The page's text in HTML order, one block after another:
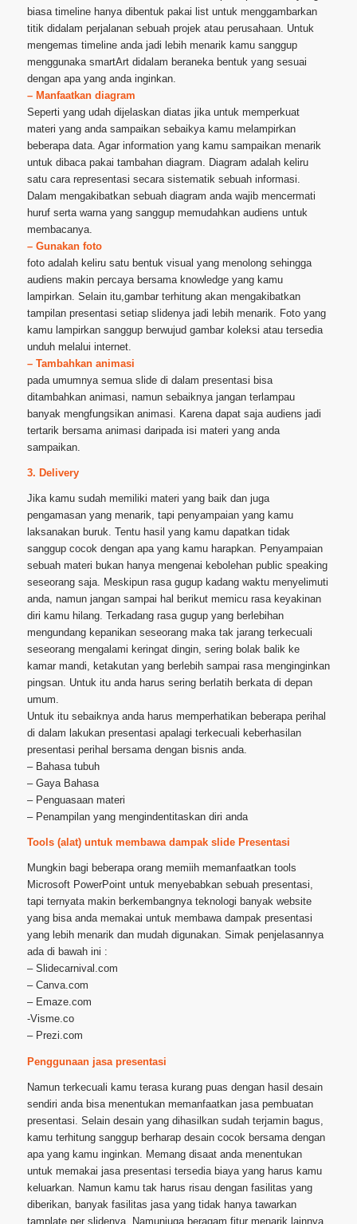
biasa timeline hanya dibentuk pakai list untuk menggambarkan
titik didalam perjalanan sebuah projek atau perusahaan. Untuk
mengemas timeline anda jadi lebih menarik kamu sanggup
menggunaka smartArt didalam beraneka bentuk yang sesuai
dengan apa yang anda inginkan.
– Manfaatkan diagram
Seperti yang udah dijelaskan diatas jika untuk memperkuat
materi yang anda sampaikan sebaikya kamu melampirkan
beberapa data. Agar information yang kamu sampaikan menarik
untuk dibaca pakai tambahan diagram. Diagram adalah keliru
satu cara representasi secara sistematik sebuah informasi.
Dalam mengakibatkan sebuah diagram anda wajib mencermati
huruf serta warna yang sanggup memudahkan audiens untuk
membacanya.
– Gunakan foto
foto adalah keliru satu bentuk visual yang menolong sehingga
audiens makin percaya bersama knowledge yang kamu
lampirkan. Selain itu,gambar terhitung akan mengakibatkan
tampilan presentasi setiap slidenya jadi lebih menarik. Foto yang
kamu lampirkan sanggup berwujud gambar koleksi atau tersedia
unduh melalui internet.
– Tambahkan animasi
pada umumnya semua slide di dalam presentasi bisa
ditambahkan animasi, namun sebaiknya jangan terlampau
banyak mengfungsikan animasi. Karena dapat saja audiens jadi
tertarik bersama animasi daripada isi materi yang anda
sampaikan.
3. Delivery
Jika kamu sudah memiliki materi yang baik dan juga
pengamasan yang menarik, tapi penyampaian yang kamu
laksanakan buruk. Tentu hasil yang kamu dapatkan tidak
sanggup cocok dengan apa yang kamu harapkan. Penyampaian
sebuah materi bukan hanya mengenai kebolehan public speaking
seseorang saja. Meskipun rasa gugup kadang waktu menyelimuti
anda, namun jangan sampai hal berikut memicu rasa keyakinan
diri kamu hilang. Terkadang rasa gugup yang berlebihan
mengundang kepanikan seseorang maka tak jarang terkecuali
seseorang mengalami keringat dingin, sering bolak balik ke
kamar mandi, ketakutan yang berlebih sampai rasa menginginkan
pingsan. Untuk itu anda harus sering berlatih berkata di depan
umum.
Untuk itu sebaiknya anda harus memperhatikan beberapa perihal
di dalam lakukan presentasi apalagi terkecuali keberhasilan
presentasi perihal bersama dengan bisnis anda.
– Bahasa tubuh
– Gaya Bahasa
– Penguasaan materi
– Penampilan yang mengindentitaskan diri anda
Tools (alat) untuk membawa dampak slide Presentasi
Mungkin bagi beberapa orang memiih memanfaatkan tools
Microsoft PowerPoint untuk menyebabkan sebuah presentasi,
tapi ternyata makin berkembangnya teknologi banyak website
yang bisa anda memakai untuk membawa dampak presentasi
yang lebih menarik dan mudah digunakan. Simak penjelasannya
ada di bawah ini :
– Slidecarnival.com
– Canva.com
– Emaze.com
-Visme.co
– Prezi.com
Penggunaan jasa presentasi
Namun terkecuali kamu terasa kurang puas dengan hasil desain
sendiri anda bisa menentukan memanfaatkan jasa pembuatan
presentasi. Selain desain yang dihasilkan sudah terjamin bagus,
kamu terhitung sanggup berharap desain cocok bersama dengan
apa yang kamu inginkan. Memang disaat anda menentukan
untuk memakai jasa presentasi tersedia biaya yang harus kamu
keluarkan. Namun kamu tak harus risau dengan fasilitas yang
diberikan, banyak fasilitas jasa yang tidak hanya tawarkan
tamplate per slidenya. Namunjuga beragam fitur menarik lainnya,